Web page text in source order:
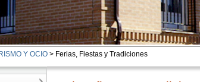
Y OCIO> Ferias, Fiestas y Tradiciones